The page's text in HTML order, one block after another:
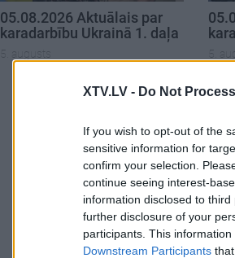
XTV.LV - Do Not
If you wish to opt-out of the
sensitive information for
confirm your selection.
continue seeing interest-
information disclosed to
further disclosure of your
participants. This
Downstream Participants
05.08.2026 Aktuālais par
karadarbību Ukrainā 1. daļa
5. augusts 5.